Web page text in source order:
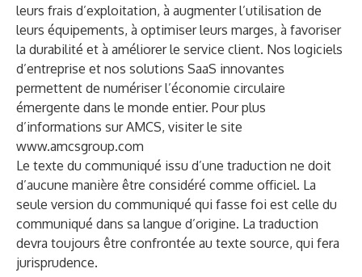
leurs frais d’exploitation, à augmenter l’utilisation de
leurs équipements, à optimiser leurs marges, à favoriser
la durabilité et à améliorer le service client. Nos logiciels
d’entreprise et nos solutions SaaS innovantes
permettent de numériser l’économie circulaire
émergente dans le monde entier. Pour plus
d’informations sur AMCS, visiter le site
www.amcsgroup.com
Le texte du communiqué issu d’une traduction ne doit
d’aucune manière être considéré comme officiel. La
seule version du communiqué qui fasse foi est celle du
communiqué dans sa langue d’origine. La traduction
devra toujours être confrontée au texte source, qui fera
jurisprudence.